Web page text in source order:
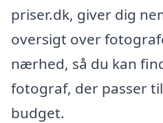
priser.dk, giver dig
oversigt over
nærhed, så du kan
fotograf, der passer
budget.